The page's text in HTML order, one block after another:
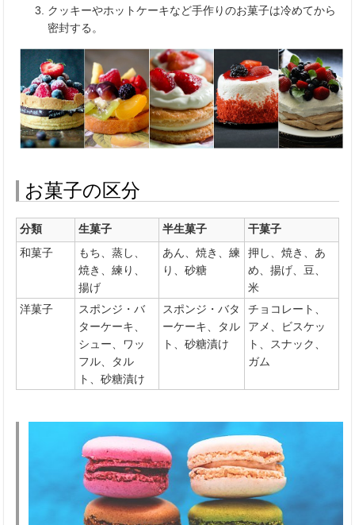
クッキーやホットケーキなど手作りのお菓子は冷めてから
密封する。
お菓子の区分
分類 生菓子 半生菓子
干菓子
和菓子
もち、蒸し、
焼き、練り、
揚げ
あん、焼き、練
り、砂糖
押し、焼き、あ
め、揚げ、豆、
米
洋菓子
スポンジ・バ
ターケーキ、
シュー、ワッ
フル、タル
ト、砂糖漬け
スポンジ・バタ
ーケーキ、タル
ト、砂糖漬け
チョコレート、
アメ、ビスケッ
ト、スナック、
ガム